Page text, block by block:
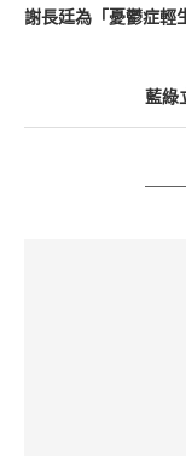
謝長廷為「憂鬱症輕
藍綠